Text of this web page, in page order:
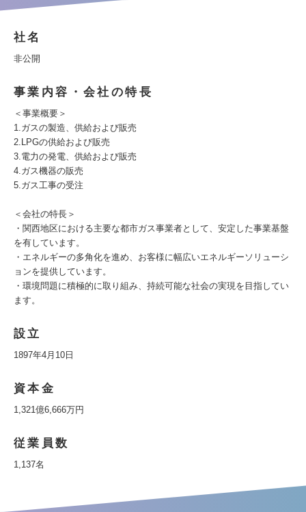
社名
非公開
事業内容・会社の特長
＜事業概要＞
1.ガスの製造、供給および販売
2.LPGの供給および販売
3.電力の発電、供給および販売
4.ガス機器の販売
5.ガス工事の受注
＜会社の特長＞
・関西地区における主要な都市ガス事業者として、安定した事業基盤
を有しています。
・エネルギーの多角化を進め、お客様に幅広いエネルギーソリューシ
ョンを提供しています。
・環境問題に積極的に取り組み、持続可能な社会の実現を目指してい
ます。
設立
1897年4月10日
資本金
1,321億6,666万円
従業員数
1,137名